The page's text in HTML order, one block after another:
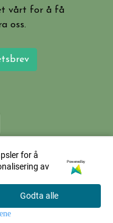
vårt for å få
oss.
for å
av
Powered by
Godta alle